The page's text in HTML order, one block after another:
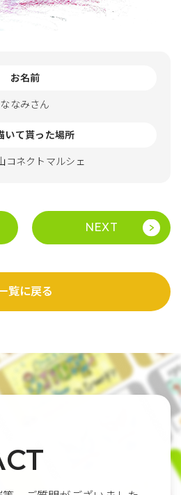
お名前
ななみさん
いて貰った場所
コネクトマルシェ
NEXT
覧に戻る